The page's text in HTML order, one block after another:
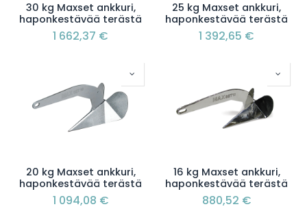
30 kg Maxset ankkuri,
haponkestävää terästä
1 662,37 €
25 kg Maxset ankkuri,
haponkestävää terästä
1 392,65 €
20 kg Maxset ankkuri,
haponkestävää terästä
1 094,08 €
16 kg Maxset ankkuri,
haponkestävää terästä
880,52 €